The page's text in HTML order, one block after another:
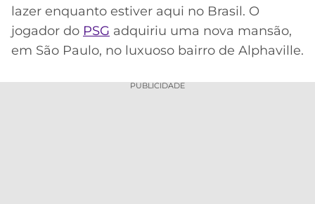
CÓDIGO
DE
INDICAÇÃO
CORINTHIANS
PAULO
LIBERTADORES
COPA
MERCADO
DA
BOLA
lazer enquanto estiver aqui no Brasil. O
jogador do PSG adquiriu uma nova mansão,
em São Paulo, no luxuoso bairro de Alphaville.
PUBLICIDADE